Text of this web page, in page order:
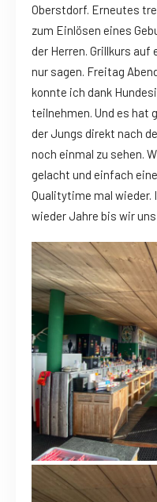
Oberstdorf. Erneutes
zum Einlösen eines
der Herren. Grillkurs auf
nur sagen. Freitag
konnte ich dank
teilnehmen. Und es hat
der Jungs direkt nach
noch einmal zu sehen.
gelacht und einfach
Qualitytime mal
wieder Jahre bis wir